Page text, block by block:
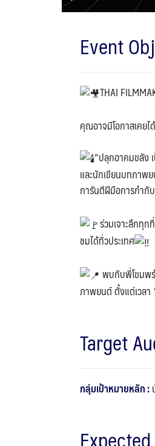
Event
THAI
คุณอาจมีโอกาสเคย
“ปลุกอาคมขลัง
และนักเขียนบทภาพ
การันตีฝีมือการกำกั
ร่วมเจาะลึกทุ
ชมได้ทั่วประเทศ
พบกับพี่โขมพ
ภาพยนต์ ตั้งแต่เวลา
Target
กลุ่มเป้าหมายหลัก :